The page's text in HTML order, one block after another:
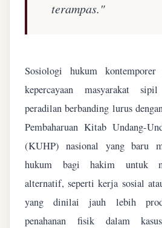
terampas."
Sosiologi hukum kontemporer
kepercayaan masyarakat
peradilan berbanding lurus
Pembaharuan Kitab Undang-
(KUHP) nasional yang baru
hukum bagi hakim untuk
alternatif, seperti kerja sosial
yang dinilai jauh lebih
penahanan fisik dalam